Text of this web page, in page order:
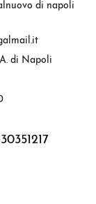
di napoli
di Napoli